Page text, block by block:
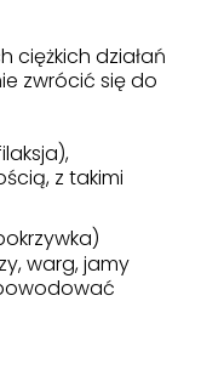
ciężkich działań
zwrócić się do
z takimi
warg, jamy